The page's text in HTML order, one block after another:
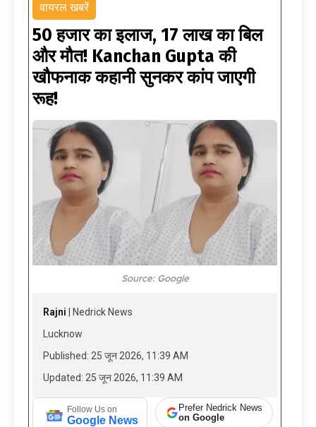
वायरल खबरें
50 हजार का इलाज, 17 लाख का बिल
और मौत! Kanchan Gupta की
खौफनाक कहानी सुनकर कांप जाएगी
रूह!
Source: Google
Rajni | Nedrick News
Lucknow
Published: 25 जून 2026, 11:39 AM
Updated: 25 जून 2026, 11:39 AM
Follow Us on
Google News
Prefer Nedrick News
on Google